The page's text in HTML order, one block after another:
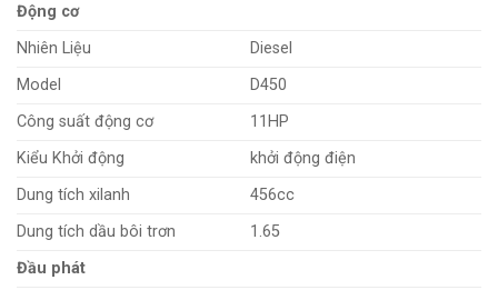
Động cơ
Nhiên Liệu
Diesel
Model
D450
Công suất động cơ
11HP
Kiểu Khởi động
khởi động điện
Dung tích xilanh
456cc
Dung tích dầu bôi trơn
1.65
Đầu phát